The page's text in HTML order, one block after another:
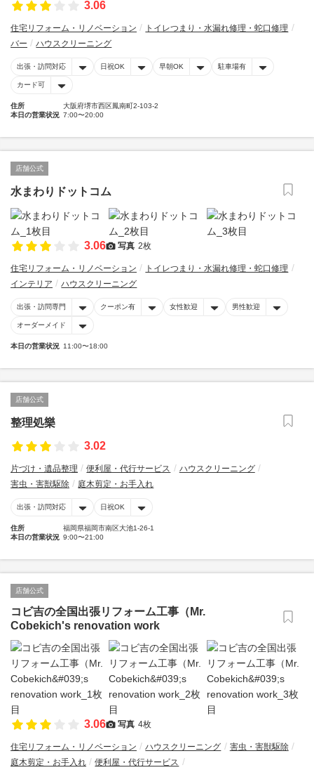
3.06
住宅リフォーム・リノベーション
トイレつまり・水漏れ修理・蛇口修理
バー
ハウスクリーニング
出張・訪問対応 日祝OK 早朝OK 駐車場有
カード可
住所
大阪府堺市西区鳳南町2-103-2
本日の営業状況 7:00〜20:00
店舗公式
水まわりドットコム
3.06 写真 2枚
住宅リフォーム・リノベーション
トイレつまり・水漏れ修理・蛇口修理
インテリア
ハウスクリーニング
出張・訪問専門 クーポン有 女性歓迎 男性歓迎
オーダーメイド
本日の営業状況 11:00〜18:00
店舗公式
整理処樂
3.02
片づけ・遺品整理 便利屋・代行サービス
ハウスクリーニング
害虫・害獣駆除
庭木剪定・お手入れ
出張・訪問対応 日祝OK
住所
福岡県福岡市南区大池1-26-1
本日の営業状況 9:00〜21:00
店舗公式
コビ吉の全国出張リフォーム工事（Mr.
Cobekich's renovation work
3.06 写真 4枚
住宅リフォーム・リノベーション ハウスクリーニング
害虫・害獣駆除
庭木剪定・お手入れ
便利屋・代行サービス